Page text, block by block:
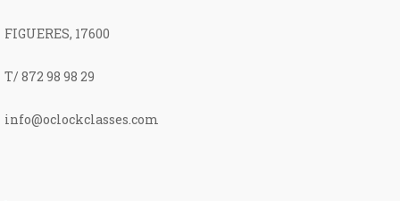
FIGUERES, 17600
T/ 872 98 98 29
info@oclockclasses.com